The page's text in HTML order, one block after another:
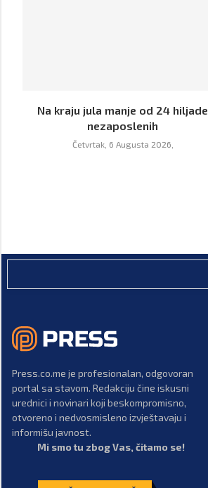
Na kraju jula manje od 24 hiljade
nezaposlenih
Četvrtak, 6 Augusta 2026,
Press.co.me je profesionalan, odgovoran
portal sa stavom. Redakciju čine iskusni
urednici i novinari koji beskompromisno,
otvoreno i nedvosmisleno izvještavaju i
informišu javnost.
Mi smo tu zbog Vas, čitamo se!